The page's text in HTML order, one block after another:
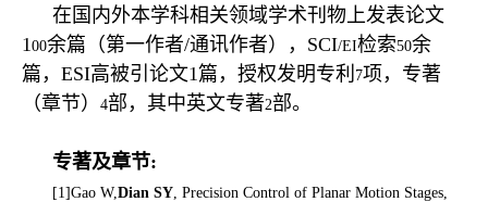
在国内外本学科相关领域学术刊物上发表论文
1 00余篇（第一作者/通讯作者），SCI/EI检索50余
篇，ESI高被引论文1篇，授权发明专利 7项，专著
（章节）
4部，其中英文专著2部。
专著及章节:
[1]Gao W, Dian SY , Precision Control of Planar Motion Stages,